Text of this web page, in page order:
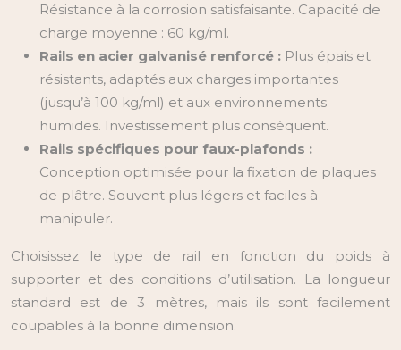
Résistance à la corrosion satisfaisante. Capacité de
charge moyenne : 60 kg/ml.
Rails en acier galvanisé renforcé : Plus épais et
résistants, adaptés aux charges importantes
(jusqu’à 100 kg/ml) et aux environnements
humides. Investissement plus conséquent.
Rails spécifiques pour faux-plafonds :
Conception optimisée pour la fixation de plaques
de plâtre. Souvent plus légers et faciles à
manipuler.
Choisissez le type de rail en fonction du poids à
supporter et des conditions d’utilisation. La longueur
standard est de 3 mètres, mais ils sont facilement
coupables à la bonne dimension.